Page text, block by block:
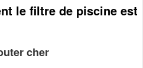
le filtre de piscine est
cher